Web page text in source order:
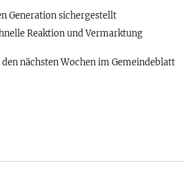
Generation sichergestellt
Reaktion und Vermarktung
nächsten Wochen im Gemeindeblatt